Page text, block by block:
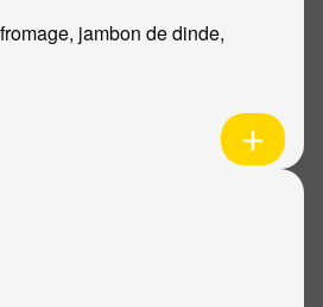
jambon de dinde,